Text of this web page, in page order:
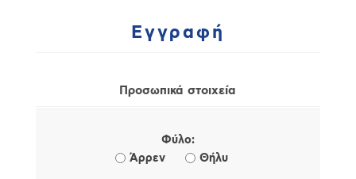
Εγγραφή
Προσωπικά στοιχεία
Φύλο:
Άρρεν
Θήλυ